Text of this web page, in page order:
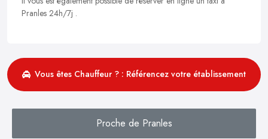
Pranles 24h/7j .
Vous êtes Chauffeur ? : Référencez votre établissement
Proche de Pranles